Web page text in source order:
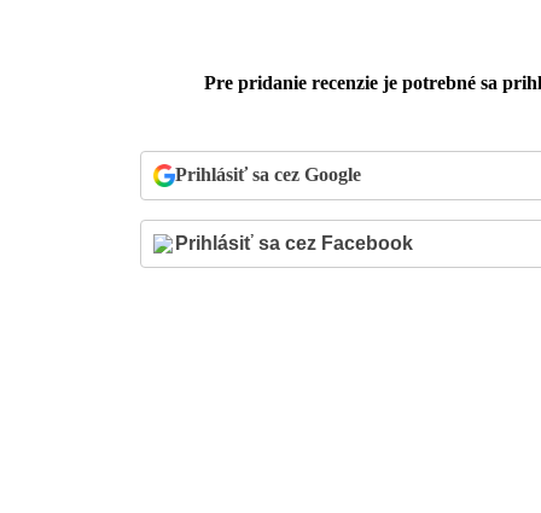
Pre pridanie recenzie je potrebné sa
Prihlásiť sa cez Google